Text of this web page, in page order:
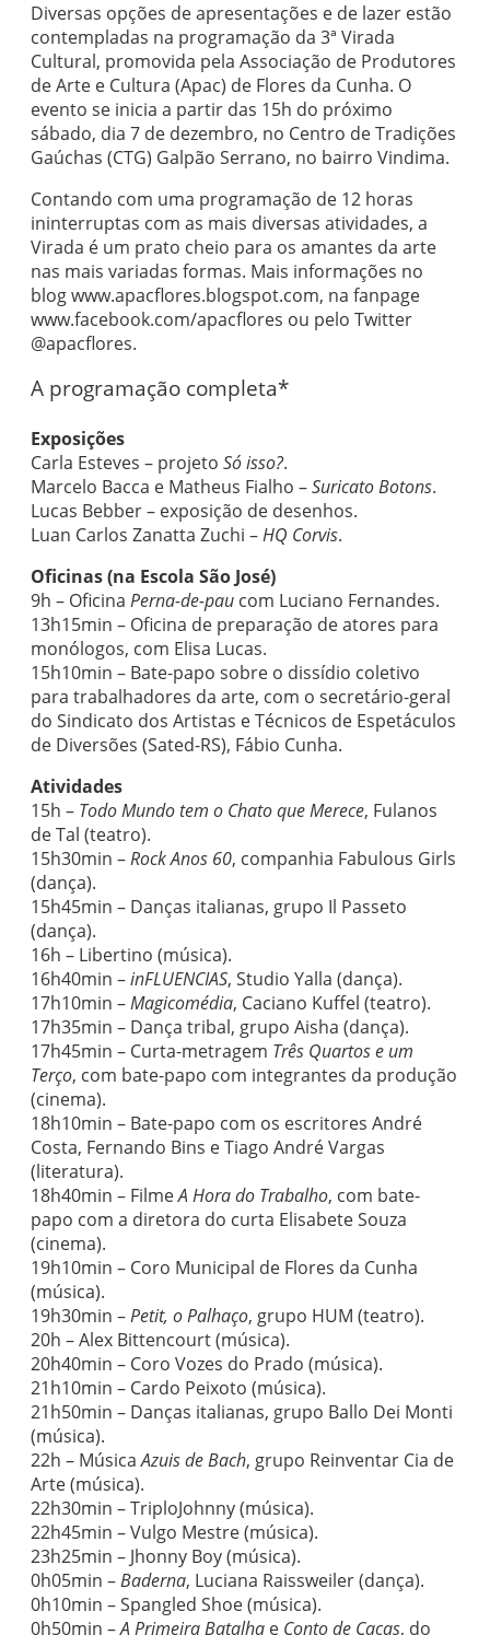
Diversas opções de apresentações e de lazer estão
contempladas na programação da 3ª Virada
Cultural, promovida pela Associação de Produtores
de Arte e Cultura (Apac) de Flores da Cunha. O
evento se inicia a partir das 15h do próximo
sábado, dia 7 de dezembro, no Centro de Tradições
Gaúchas (CTG) Galpão Serrano, no bairro Vindima.
Contando com uma programação de 12 horas
ininterruptas com as mais diversas atividades, a
Virada é um prato cheio para os amantes da arte
nas mais variadas formas. Mais informações no
blog www.apacflores.blogspot.com, na fanpage
www.facebook.com/apacflores ou pelo Twitter
@apacflores.
A programação completa*
Exposições
Carla Esteves – projeto Só isso?.
Marcelo Bacca e Matheus Fialho –Suricato Botons.
Lucas Bebber – exposição de desenhos.
Luan Carlos Zanatta Zuchi –HQ Corvis.
Oficinas (na Escola São José)
9h – Oficina Perna-de-pau com Luciano Fernandes.
13h15min – Oficina de preparação de atores para
monólogos, com Elisa Lucas.
15h10min – Bate-papo sobre o dissídio coletivo
para trabalhadores da arte, com o secretário-geral
do Sindicato dos Artistas e Técnicos de Espetáculos
de Diversões (Sated-RS), Fábio Cunha.
Atividades
15h – Todo Mundo tem o Chato que Merece, Fulanos
de Tal (teatro).
15h30min –Rock Anos 60, companhia Fabulous Girls
(dança).
15h45min – Danças italianas, grupo Il Passeto
(dança).
16h – Libertino (música).
16h40min –inFLUENCIAS, Studio Yalla (dança).
17h10min –Magicomédia, Caciano Kuffel (teatro).
17h35min – Dança tribal, grupo Aisha (dança).
17h45min – Curta-metragem Três Quartos e um
Terço, com bate-papo com integrantes da produção
(cinema).
18h10min – Bate-papo com os escritores André
Costa, Fernando Bins e Tiago André Vargas
(literatura).
18h40min – FilmeA Hora do Trabalho, com bate-
papo com a diretora do curta Elisabete Souza
(cinema).
19h10min – Coro Municipal de Flores da Cunha
(música).
19h30min –Petit, o Palhaço, grupo HUM (teatro).
20h – Alex Bittencourt (música).
20h40min – Coro Vozes do Prado (música).
21h10min – Cardo Peixoto (música).
21h50min – Danças italianas, grupo Ballo Dei Monti
(música).
22h – MúsicaAzuis de Bach, grupo Reinventar Cia de
Arte (música).
22h30min – TriploJohnny (música).
22h45min – Vulgo Mestre (música).
23h25min – Jhonny Boy (música).
0h05min –Baderna, Luciana Raissweiler (dança).
0h10min – Spangled Shoe (música).
0h50min –A Primeira Batalha e Conto de Caças, do